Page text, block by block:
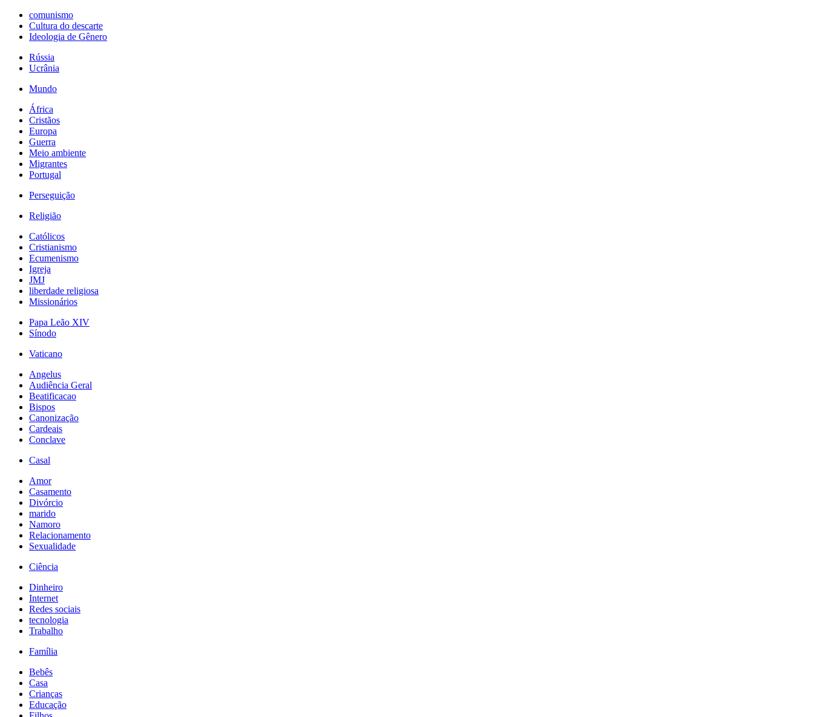
comunismo
Cultura do descarte
Ideologia de Gênero
Rússia
Ucrânia
Mundo
África
Cristãos
Europa
Guerra
Meio ambiente
Migrantes
Portugal
Perseguição
Religião
Católicos
Cristianismo
Ecumenismo
Igreja
JMJ
liberdade religiosa
Missionários
Papa Leão XIV
Sínodo
Vaticano
Angelus
Audiência Geral
Beatificacao
Bispos
Canonização
Cardeais
Conclave
Casal
Amor
Casamento
Divórcio
marido
Namoro
Relacionamento
Sexualidade
Ciência
Dinheiro
Internet
Redes sociais
tecnologia
Trabalho
Família
Bebês
Casa
Crianças
Educação